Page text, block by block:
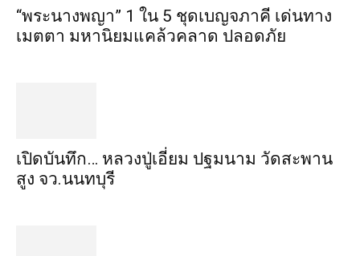
“พระ​นาง​พญา” 1 ใน 5​ ชุดเบญจ​ภาคี​ เด่นทาง
เมตตา​ มหา​นิยม​แคล้วคลาด​ ปลอดภัย​
เปิดบันทึก… หลวงปู่เอี่ยม ​ปฐม​นาม​ วัดสะพาน
สูง​ จว.นนทบุรี